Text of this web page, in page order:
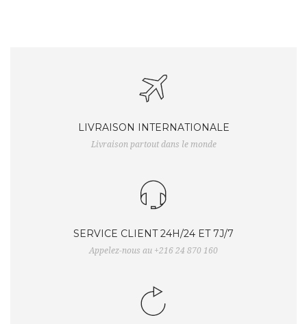
LIVRAISON INTERNATIONALE
Livraison partout dans le monde
SERVICE CLIENT 24H/24 ET 7J/7
Appelez-nous au +216 24 870 160